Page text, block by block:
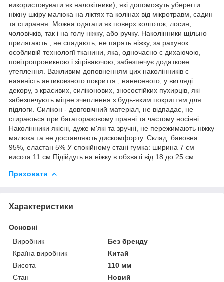
використовувати як налокітники), які допоможуть уберегти
ніжну шкіру малюка на ліктях та колінах від мікротравм, садин
та стирання. Можна одягати як поверх колготок, лосин,
чоловічків, так і на голу ніжку, або ручку. Наколінники щільно
прилягають , не спадають, не парять ніжку, за рахунок
особливій ​​технології тканини, яка, одночасно є дихаючою,
повітропроникною і зігріваючою, забезпечує додаткове
утеплення. Важливим доповненням цих наколінників є
наявність антиковзного покриття , нанесеного, у вигляді
декору, з красивих, силіконових, зносостійких пухирців, які
забезпечують міцне зчеплення з будь-яким покриттям для
підлоги. Силікон - довговічний матеріал, не відпадає, не
стирається при багаторазовому пранні та частому носінні.
Наколінники якісні, дуже м'які та зручні, не пережимають ніжку
малюка та не доставляють дискомфорту. Склад: бавовна
95%, еластан 5% У спокійному стані гумка: ширина 7 см
висота 11 см Підійдуть на ніжку в обхваті від 18 до 25 см
Приховати
Характеристики
Основні
Виробник
Без бренду
Країна виробник
Китай
Висота
110 мм
Стан
Новий